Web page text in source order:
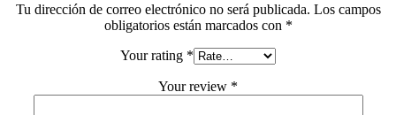
Tu dirección de correo electrónico no será publicada. Los campos
obligatorios están marcados con *
Your rating *
Your review *